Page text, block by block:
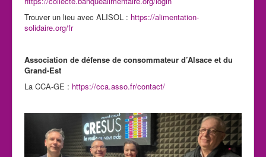
Trouver un lieu avec ALISOL : https://alimentation-
solidaire.org/fr
Association de défense de consommateur d’Alsace et du
Grand-Est
La CCA-GE : https://cca.asso.fr/contact/